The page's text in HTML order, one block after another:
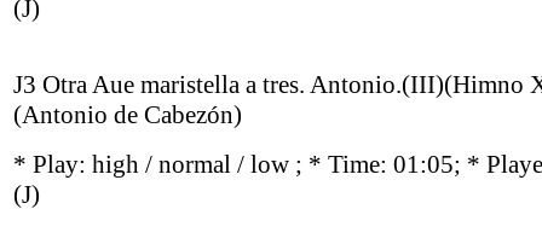
(J)
J3 Otra Aue maristella a tres. Antonio.(III)(Himno
(Antonio de Cabezón)
* Play: high / normal / low ; * Time: 01:05; *
(J)